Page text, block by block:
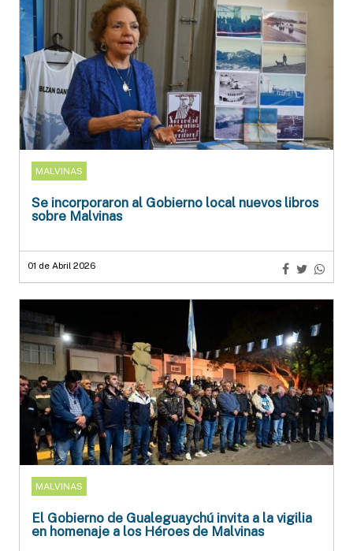
MALVINAS
Se incorporaron al Gobierno local nuevos libros
sobre Malvinas
01 de Abril 2026
MALVINAS
El Gobierno de Gualeguaychú invita a la vigilia
en homenaje a los Héroes de Malvinas